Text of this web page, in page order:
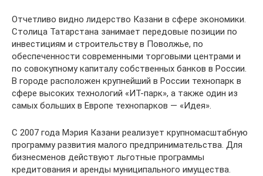
Отчетливо видно лидерство Казани в сфере экономики.
Столица Татарстана занимает передовые позиции по
инвестициям и строительству в Поволжье, по
обеспеченности современными торговыми центрами и
по совокупному капиталу собственных банков в России.
В городе расположен крупнейший в России технопарк в
сфере высоких технологий «ИТ-парк», а также один из
самых больших в Европе технопарков — «Идея».
С 2007 года Мэрия Казани реализует крупномасштабную
программу развития малого предпринимательства. Для
бизнесменов действуют льготные программы
кредитования и аренды муниципального имущества.